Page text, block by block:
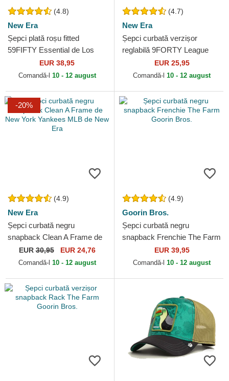
(4.8)
New Era
Șepci plată roșu fitted
59FIFTY Essential de Los
Angeles Dodgers MLB de
New Era
EUR 38,95
Comandă-l 10 - 12 august
(4.7)
New Era
Șepci curbată verzișor
reglabilă 9FORTY League
Essential de New York
Yankees MLB de New Era
EUR 25,95
Comandă-l 10 - 12 august
-20%
(4.9)
New Era
Șepci curbată negru
snapback Clean A Frame de
New York Yankees MLB de
New Era
EUR30,95 EUR 24,76
Comandă-l 10 - 12 august
(4.9)
Goorin Bros.
Șepci curbată negru
snapback Frenchie The Farm
Goorin Bros.EUR 39,95
Comandă-l 10 - 12 august